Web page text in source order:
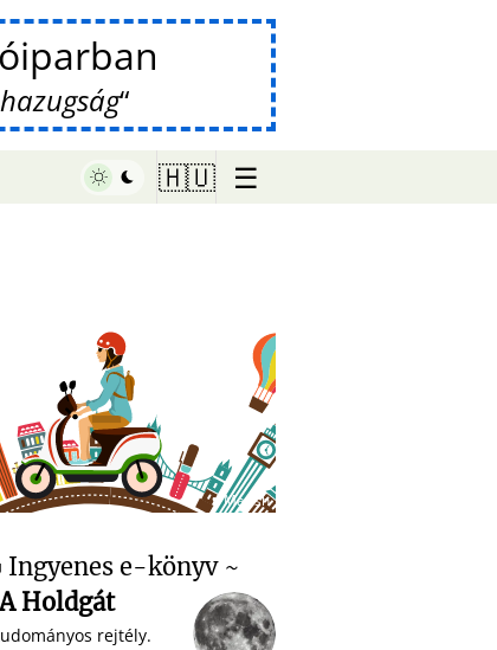
🇭🇺 ☰
♥ Marish
Ingyenes e-könyv ~
A Holdgát
rejtély.